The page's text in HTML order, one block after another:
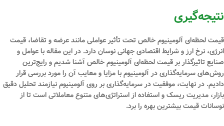
نتیجه‌گیری
قیمت لحظه‌ای آلومینیوم خالص تحت تأثیر عواملی مانند عرضه و تقاضا، قیمت
انرژی، نرخ ارز و شرایط اقتصادی جهانی نوسان دارد. در این مقاله با عوامل و
صنایع تاثیرگذار برقیمت لحظه‌ای آلومینیوم خالصآشنا شدیم و رایج‌ترین
روش‌های سرمایه‌گذاری در آلومینیوم با مزایا و معایب آن را مورد بررسی قرار
دادیم. در نهایت، موفقیت در سرمایه‌گذاری بر روی آلومینیوم نیازمند تحلیل دقیق
بازار، مدیریت ریسک و استفاده از استراتژی‌های متنوع معاملاتی است تا از
نوسانات قیمت بیشترین بهره را برد.